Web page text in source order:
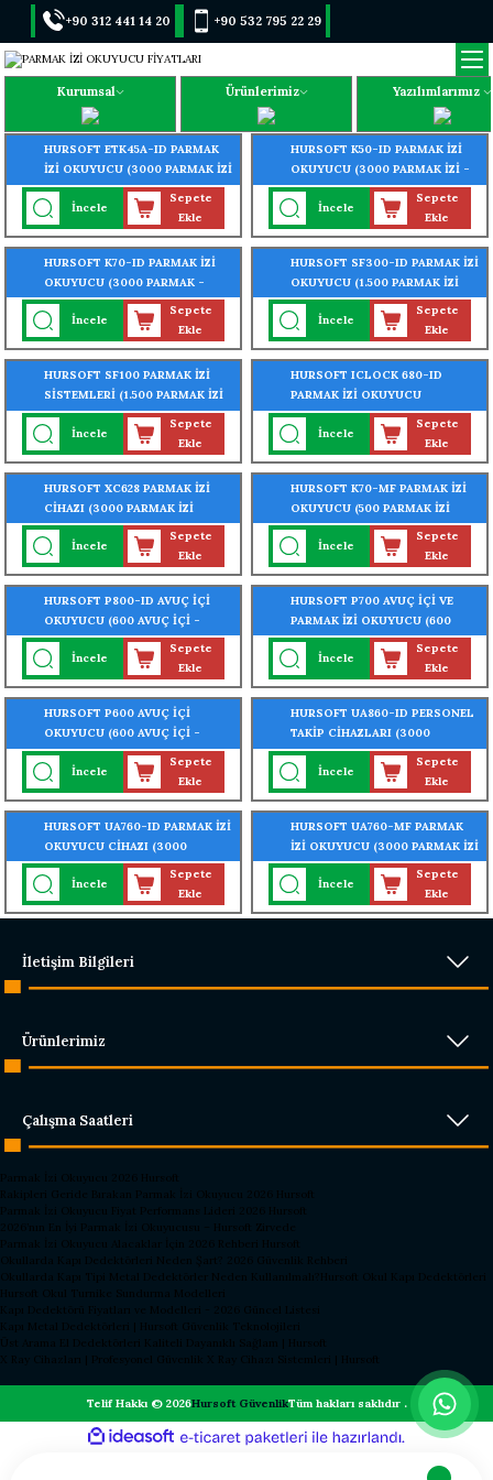
+90 312 441 14 20 +90 532 795 22 29
Kurumsal Ürünlerimiz Yazılımlarımız
HURSOFT ETK45A-ID PARMAK
İZİ OKUYUCU (3000 PARMAK İZİ
- 3000 KART OKUMA ÖZELLİĞİ)
İncele
Sepete
Ekle
HURSOFT K50-ID PARMAK İZİ
OKUYUCU (3000 PARMAK İZİ -
3000 KART OKUMA ÖZELLİĞİ)
İncele
Sepete
Ekle
HURSOFT K70-ID PARMAK İZİ
OKUYUCU (3000 PARMAK -
3000 KART - 3000 ŞİFRE
OKUMA ÖZELLİĞİ)
İncele
Sepete
Ekle
HURSOFT SF300-ID PARMAK İZİ
OKUYUCU (1.500 PARMAK İZİ
OKUMA ÖZELLİĞİ)
İncele
Sepete
Ekle
HURSOFT SF100 PARMAK İZİ
SİSTEMLERİ (1.500 PARMAK İZİ
OKUMA ÖZELLİĞİ)
İncele
Sepete
Ekle
HURSOFT ICLOCK 680-ID
PARMAK İZİ OKUYUCU
SİSTEMLERİ (8000 PARMAK İZİ
OKUMA ÖZELLİĞİ)
İncele
Sepete
Ekle
HURSOFT XC628 PARMAK İZİ
CİHAZI (3000 PARMAK İZİ
OKUMA ÖZELLİĞİ)
İncele
Sepete
Ekle
HURSOFT K70-MF PARMAK İZİ
OKUYUCU (500 PARMAK İZİ
OKUMA ÖZELLİĞİ)
İncele
Sepete
Ekle
HURSOFT P800-ID AVUÇ İÇİ
OKUYUCU (600 AVUÇ İÇİ -
3000 PARMAK İZİ OKUMA
ÖZELLİĞİ)
İncele
Sepete
Ekle
HURSOFT P700 AVUÇ İÇİ VE
PARMAK İZİ OKUYUCU (600
AVUÇ İÇİ - 3000 PARMAK İZİ
OKUMA ÖZELLİĞİ)
İncele
Sepete
Ekle
HURSOFT P600 AVUÇ İÇİ
OKUYUCU (600 AVUÇ İÇİ -
3000 PARMAK İZİ OKUMA
ÖZELLİĞİ)
İncele
Sepete
Ekle
HURSOFT UA860-ID PERSONEL
TAKİP CİHAZLARI (3000
PARMAK İZİ OKUMA ÖZELLİĞİ)
İncele
Sepete
Ekle
HURSOFT UA760-ID PARMAK İZİ
OKUYUCU CİHAZI (3000
PARMAK İZİ - 3000 KART
OKUMA ÖZELLİĞİ) + WİFİ
ÖZELLİĞİ
İncele
Sepete
Ekle
HURSOFT UA760-MF PARMAK
İZİ OKUYUCU (3000 PARMAK İZİ
- 3000 KART OKUMA ÖZELLİĞİ)
+ WİFİ ÖZELLİĞİ
İncele
Sepete
Ekle
İletişim Bilgileri
Ürünlerimiz
Çalışma Saatleri
Parmak İzi Okuyucu 2026 Hursoft
Rakipleri Geride Bırakan Parmak İzi Okuyucu 2026 Hursoft
Parmak İzi Okuyucu Fiyat Performans Lideri 2026 Hursoft
2026’nın En İyi Parmak İzi Okuyucusu – Hursoft Zirvede
Parmak İzi Okuyucu Alacaklar İçin 2026 Rehberi Hursoft
Okullarda Kapı Dedektörleri Neden Şart? 2026 Güvenlik Rehberi
Okullarda Kapı Tipi Metal Dedektörler Neden Kullanılmalı?Hursoft Okul Kapı Dedektörleri
Hursoft Okul Turnike Sundurma Modelleri
Kapı Dedektörü Fiyatları ve Modelleri - 2026 Güncel Listesi
Kapı Metal Dedektörleri | Hursoft Güvenlik Teknolojileri
Üst Arama El Dedektörleri Kaliteli Dayanıklı Sağlam | Hursoft
X Ray Cihazları | Profesyonel Güvenlik X Ray Cihazı Sistemleri | Hursoft
Telif Hakkı © 2026Hursoft GüvenlikTüm hakları saklıdır .
ideasoft
e-